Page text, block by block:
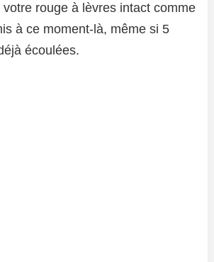
rouge à lèvres intact comme
à ce moment-là, même si 5
écoulées.